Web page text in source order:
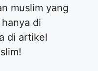
muslim yang
di
di artikel